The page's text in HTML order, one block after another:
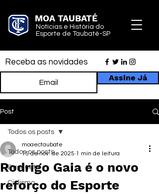
MOA TAUBATÉ
Notícias e História do
Esporte de Taubaté-SP
Receba as novidades
Assine Já
Post
Todos os posts
Basquete
Ciclismo
Todos os posts
Rodrigo Gaia é o novo
reforço do Esporte
moaectaubate
15 de nov. de 2025 1 min de leitura